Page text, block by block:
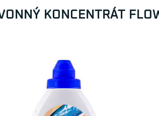
KONCENTRÁT